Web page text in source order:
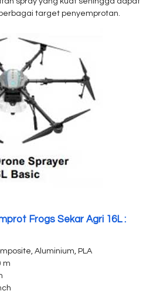
target penyemprotan.
Frogs Sekar Agri 16L :
Aluminium, PLA
m